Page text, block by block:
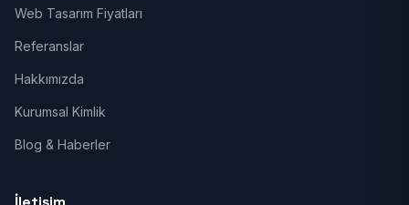
Web Tasarım Fiyatları
Referanslar
Hakkımızda
Kurumsal Kimlik
Blog & Haberler